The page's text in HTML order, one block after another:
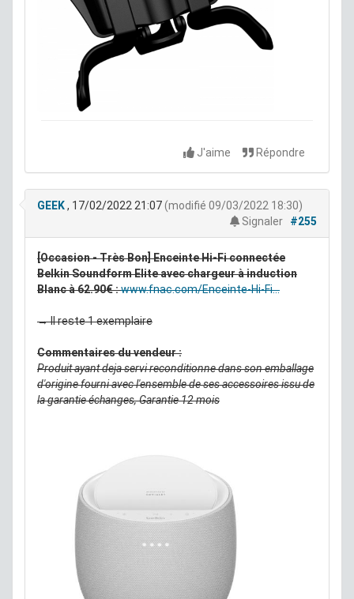
J'aime Répondre
GEEK, 17/02/2022 21:07(modifié 09/03/2022 18:30)
Signaler
#255
[Occasion - Très Bon] Enceinte Hi-Fi connectée
Belkin Soundform Elite avec chargeur à induction
Blanc à 62.90€ :www.fnac.com/Enceinte-Hi-Fi...
→ Il reste 1 exemplaire
Commentaires du vendeur :
Produit ayant deja servi reconditionne dans son emballage
d'origine fourni avec l'ensemble de ses accessoires issu de
la garantie échanges, Garantie 12 mois